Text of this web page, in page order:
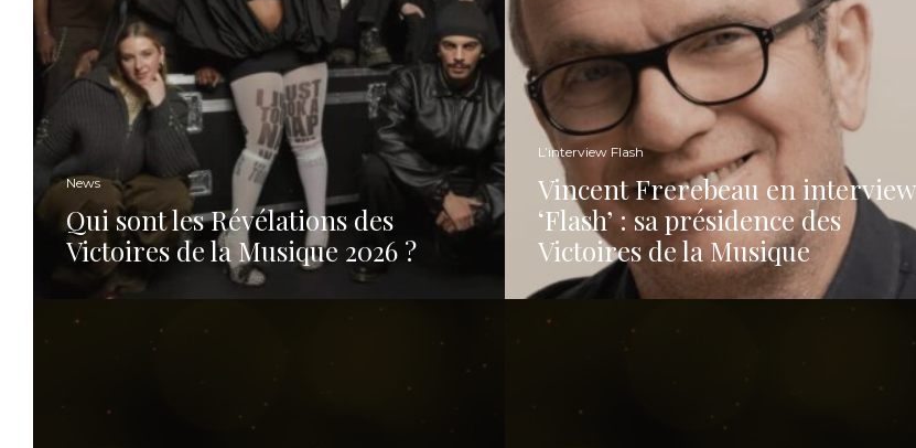
News
Qui sont les Révélations des
Victoires de la Musique 2026 ?
L’interview Flash
Vincent Frerebeau en interview
‘Flash’ : sa présidence des
Victoires de la Musique